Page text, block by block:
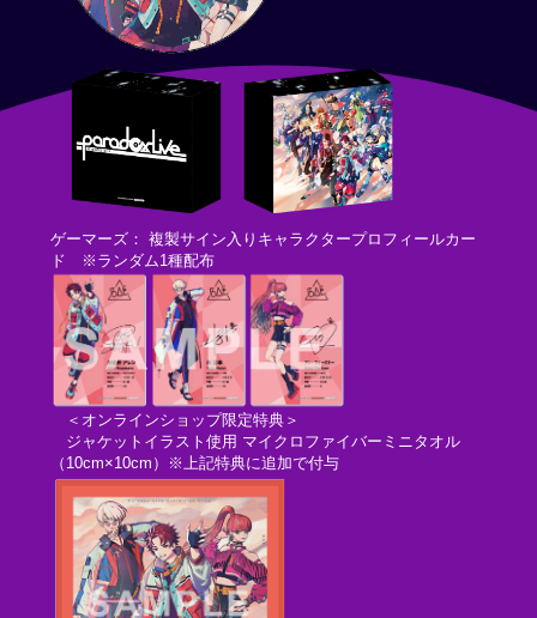
ゲーマーズ： 複製サイン入りキャラクタープロフィールカー
ド ※ランダム1種配布
＜オンラインショップ限定特典＞
ジャケットイラスト使用 マイクロファイバーミニタオル
（10cm×10cm）※上記特典に追加で付与